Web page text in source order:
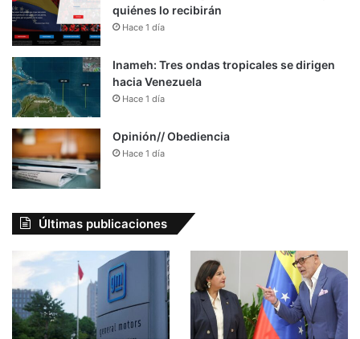
quiénes lo recibirán
Hace 1 día
Inameh: Tres ondas tropicales se dirigen
hacia Venezuela
Hace 1 día
Opinión// Obediencia
Hace 1 día
Últimas publicaciones